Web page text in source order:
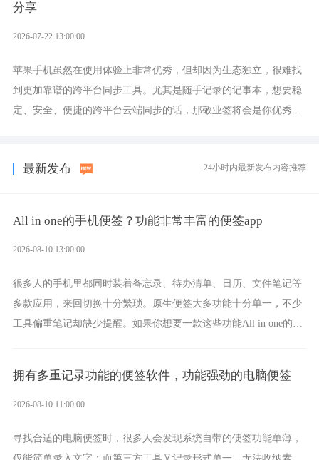
分享
2026-07-22 13:00:00
苹果手机虽然在使用体验上非常优秀，但却因为生态独立，很难找
到更加靠谱的跨平台同步工具。尤其是随手记录的记事本，想要稳
定、安全、便捷的跨平台云端同步的话，那敬业签将会是你优秀的
最新发布 24小时内最新发布内容推荐
All in one的手机便签？功能非常丰富的便签app
2026-08-10 13:00:00
很多人的手机里都同时装着备忘录、待办清单、日历、文件笔记等
多款应用，来回切换十分繁琐。原生便签大多功能十分单一，不少
工具偏重笔记却缺少提醒。如果你想要一款这些功能All in one的一
拥有多重记录功能的便签软件，功能强劲的电脑便签
2026-08-10 11:00:00
寻找合适的电脑便签时，很多人会发现系统自带的便签功能单薄，